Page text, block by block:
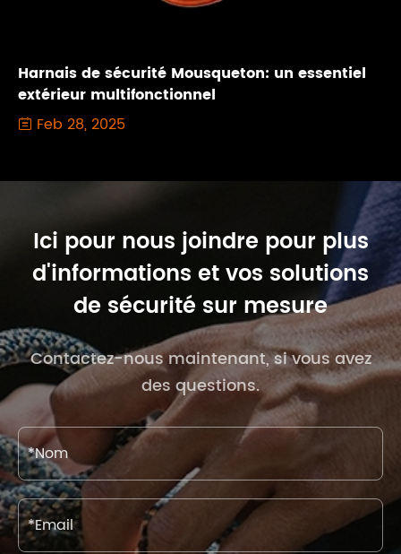
Harnais de sécurité Mousqueton: un essentiel
extérieur multifonctionnel
 Feb 28, 2025
Ici pour nous joindre pour plus
d'informations et vos solutions
de sécurité sur mesure
Contactez-nous maintenant, si vous avez
des questions.